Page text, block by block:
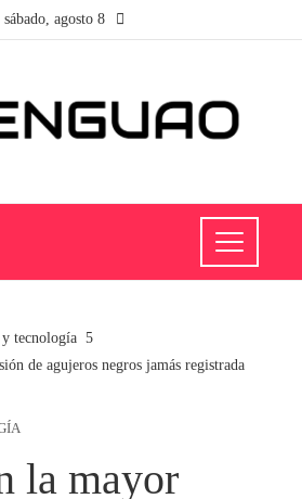
sábado, agosto 8
tecnología
de agujeros negros jamás registrada
la mayor